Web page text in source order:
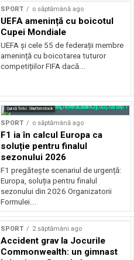
SPORT o săptămână ago
UEFA amenință cu boicotul
Cupei Mondiale
UEFA și cele 55 de federații membre
amenință cu boicotarea tuturor
competițiilor FIFA dacă...
Sursă foto: Shutterstock
SPORT o săptămână ago
F1 ia în calcul Europa ca
soluție pentru finalul
sezonului 2026
F1 pregătește scenariul de urgență:
Europa, soluția pentru finalul
sezonului din 2026 Organizatorii
Formulei...
SPORT 2 săptămâni ago
Accident grav la Jocurile
Commonwealth: un gimnast